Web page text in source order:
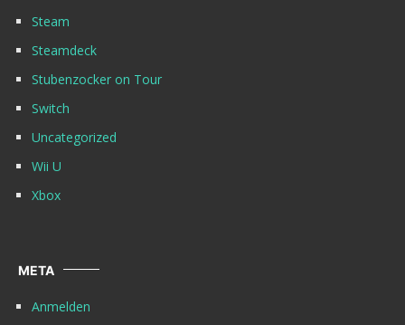
Steam
Steamdeck
Stubenzocker on Tour
Switch
Uncategorized
Wii U
Xbox
META
Anmelden